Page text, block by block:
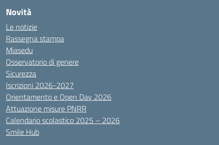
Novità
Le notizie
Rassegna stampa
Miasedu
Osservatorio di genere
Sicurezza
Iscrizioni 2026-2027
Orientamento e Open Day 2026
Attuazione misure PNRR
Calendario scolastico 2025 – 2026
Smile Hub